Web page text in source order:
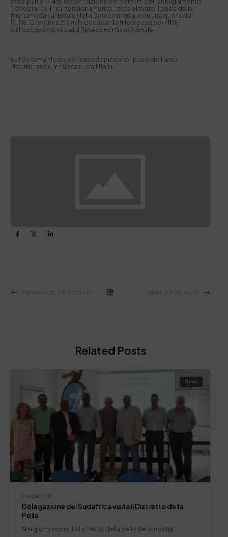
Nonostante il ridimensionamento, resta elevato il peso della
filiera moda sul totale della Bioeconomia, con una quota del
10,1%. Con circa 216 mila occupati la filiera pesa per l’11%
sull’occupazione della Bioeconomia nazionale.
Nel Sistema Moda bio-based spiccano i paesi dell’area
Mediterranea, influenzati dall’Italia.
PREVIOUS ARTICOLO NEXT ARTICOLO
Related Posts
2 Luglio 2015
News
Delegazione del Sudafrica visita il Distretto della
Pelle
Nei giorni scorsi il distretto della pelle della nostra